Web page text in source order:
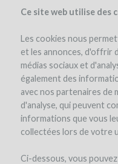
Ce site web utilise des
Les cookies nous
et les annonces, d'offrir
médias sociaux et
également des
avec nos partenaires de
d'analyse, qui peuvent
informations que vous
collectées lors de votre
Ci-dessous, vous